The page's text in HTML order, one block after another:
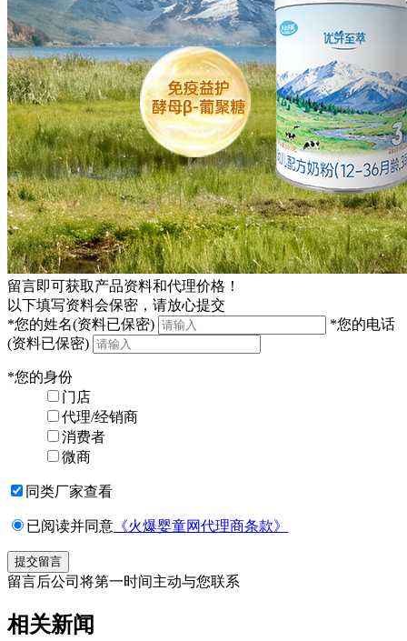
留言即可获取产品资料和代理价格！
以下填写资料会保密，请放心提交
*您的姓名(资料已保密) *您的电话
(资料已保密)
*您的身份
门店
代理/经销商
消费者
微商
同类厂家查看
已阅读并同意 《火爆婴童网代理商条款》
留言后公司将第一时间主动与您联系
相关新闻